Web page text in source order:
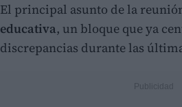
El principal asunto de la
educativa, un bloque que ya
discrepancias durante las